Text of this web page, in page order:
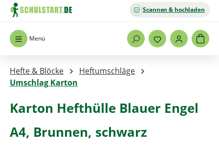
Zum Hauptinhalt springen
Menü
Scannen & hochladen
Hefte & Blöcke
Heftumschläge
Umschlag Karton
Karton Hefthülle Blauer Engel
A4, Brunnen, schwarz